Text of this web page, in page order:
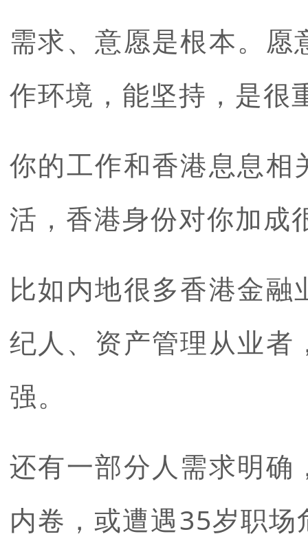
需求、意愿是根本。
作环境，能坚持，是很
你的工作和香港息息相
活，香港身份对你加成
比如内地很多香港金
纪人、资产管理从业者
强。
还有一部分人需求明确
内卷，或遭遇35岁职